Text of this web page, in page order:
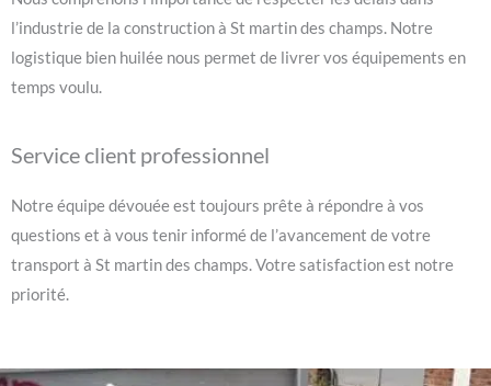
l’industrie de la construction à St martin des champs. Notre
logistique bien huilée nous permet de livrer vos équipements en
temps voulu.
Service client professionnel
Notre équipe dévouée est toujours prête à répondre à vos
questions et à vous tenir informé de l’avancement de votre
transport à St martin des champs. Votre satisfaction est notre
priorité.